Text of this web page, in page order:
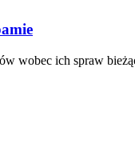
wobec ich spraw